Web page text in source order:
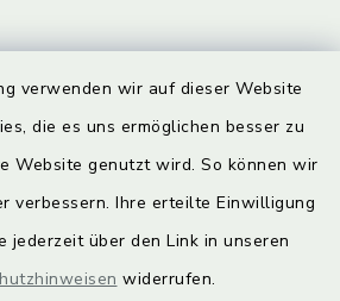
verwenden wir auf dieser Website
die es uns ermöglichen besser zu
Website genutzt wird. So können wir
verbessern. Ihre erteilte Einwilligung
jederzeit über den Link in unseren
widerrufen.